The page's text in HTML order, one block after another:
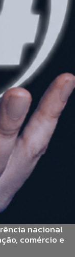
nacional
comércio e